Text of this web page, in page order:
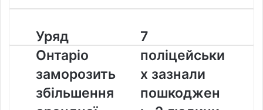
Уряд
Онтаріо
заморозить
збільшення
орендної
плати
у
Уряд
Онтаріо
заморозить
збільшення
7
поліцейських
зазнали
пошкоджень,
2
людини
заарештовані
7
поліцейськи
х зазнали
пошкоджен